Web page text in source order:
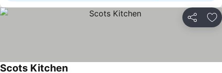
Partilhar
Scots Kitchen